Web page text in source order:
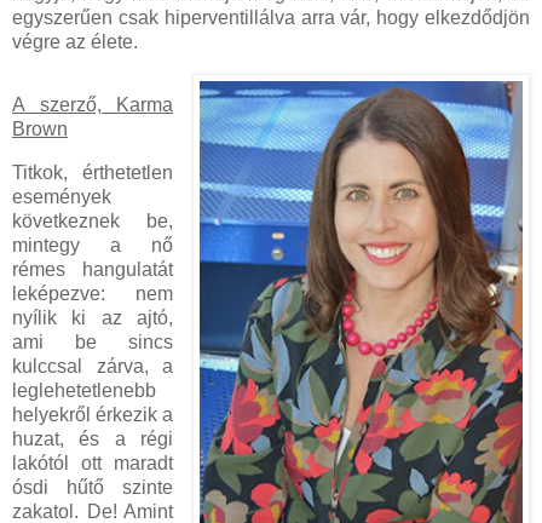
egyszerűen csak hiperventillálva arra vár, hogy elkezdődjön
végre az élete.
A szerző, Karma
Brown
Titkok, érthetetlen
események
következnek be,
mintegy a nő
rémes hangulatát
leképezve: nem
nyílik ki az ajtó,
ami be sincs
kulccsal zárva, a
leglehetetlenebb
helyekről érkezik a
huzat, és a régi
lakótól ott maradt
ósdi hűtő szinte
zakatol. De! Amint